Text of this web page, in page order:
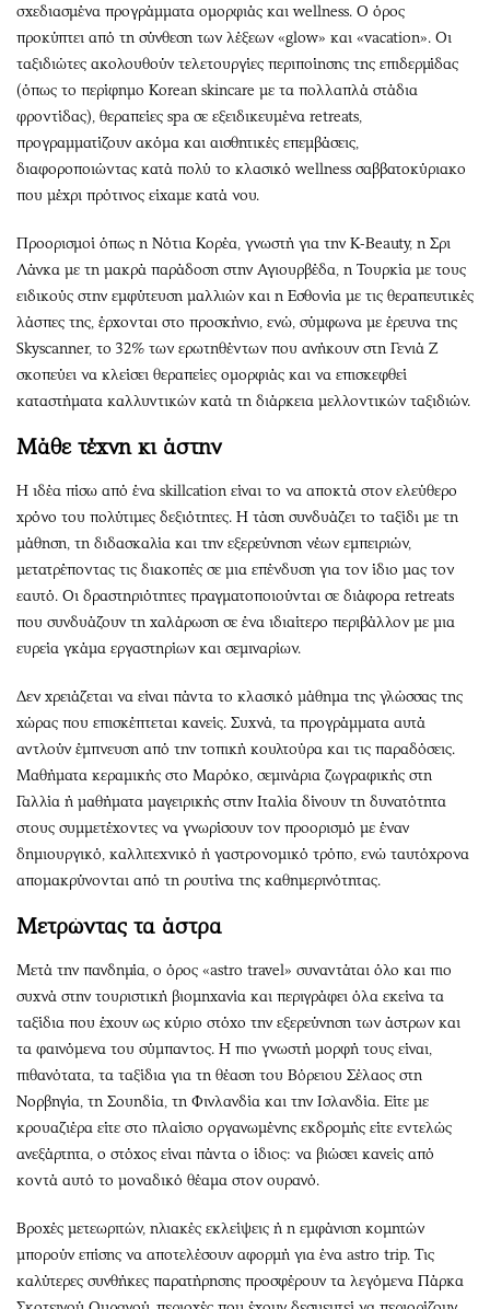
σχεδιασμένα προγράμματα ομορφιάς και wellness. Ο όρος
προκύπτει από τη σύνθεση των λέξεων «glow» και «vacation». Οι
ταξιδιώτες ακολουθούν τελετουργίες περιποίησης της επιδερμίδας
(όπως το περίφημο Korean skincare με τα πολλαπλά στάδια
φροντίδας), θεραπείες spa σε εξειδικευμένα retreats,
προγραμματίζουν ακόμα και αισθητικές επεμβάσεις,
διαφοροποιώντας κατά πολύ το κλασικό wellness σαββατοκύριακο
που μέχρι πρότινος είχαμε κατά νου.
Προορισμοί όπως η Νότια Κορέα, γνωστή για την K-Beauty, η Σρι
Λάνκα με τη μακρά παράδοση στην Αγιουρβέδα, η Τουρκία με τους
ειδικούς στην εμφύτευση μαλλιών και η Εσθονία με τις θεραπευτικές
λάσπες της, έρχονται στο προσκήνιo, ενώ, σύμφωνα με έρευνα της
Skyscanner, το 32% των ερωτηθέντων που ανήκουν στη Γενιά Z
σκοπεύει να κλείσει θεραπείες ομορφιάς και να επισκεφθεί
καταστήματα καλλυντικών κατά τη διάρκεια μελλοντικών ταξιδιών.
Μάθε τέχνη κι άστην
Η ιδέα πίσω από ένα skillcation είναι το να αποκτά στον ελεύθερο
χρόνο του πολύτιμες δεξιότητες. Η τάση συνδυάζει το ταξίδι με τη
μάθηση, τη διδασκαλία και την εξερεύνηση νέων εμπειριών,
μετατρέποντας τις διακοπές σε μια επένδυση για τον ίδιο μας τον
εαυτό. Οι δραστηριότητες πραγματοποιούνται σε διάφορα retreats
που συνδυάζουν τη χαλάρωση σε ένα ιδιαίτερο περιβάλλον με μια
ευρεία γκάμα εργαστηρίων και σεμιναρίων.
Δεν χρειάζεται να είναι πάντα το κλασικό μάθημα της γλώσσας της
χώρας που επισκέπτεται κανείς. Συχνά, τα προγράμματα αυτά
αντλούν έμπνευση από την τοπική κουλτούρα και τις παραδόσεις.
Μαθήματα κεραμικής στο Μαρόκο, σεμινάρια ζωγραφικής στη
Γαλλία ή μαθήματα μαγειρικής στην Ιταλία δίνουν τη δυνατότητα
στους συμμετέχοντες να γνωρίσουν τον προορισμό με έναν
δημιουργικό, καλλιτεχνικό ή γαστρονομικό τρόπο, ενώ ταυτόχρονα
απομακρύνονται από τη ρουτίνα της καθημερινότητας.
Mετρώντας τα άστρα
Μετά την πανδημία, ο όρος «astro travel» συναντάται όλο και πιο
συχνά στην τουριστική βιομηχανία και περιγράφει όλα εκείνα τα
ταξίδια που έχουν ως κύριο στόχο την εξερεύνηση των άστρων και
τα φαινόμενα του σύμπαντος. Η πιο γνωστή μορφή τους είναι,
πιθανότατα, τα ταξίδια για τη θέαση του Βόρειου Σέλαος στη
Νορβηγία, τη Σουηδία, τη Φινλανδία και την Ισλανδία. Είτε με
κρουαζιέρα είτε στο πλαίσιο οργανωμένης εκδρομής είτε εντελώς
ανεξάρτητα, ο στόχος είναι πάντα ο ίδιος: να βιώσει κανείς από
κοντά αυτό το μοναδικό θέαμα στον ουρανό.
Βροχές μετεωριτών, ηλιακές εκλείψεις ή η εμφάνιση κομητών
μπορούν επίσης να αποτελέσουν αφορμή για ένα astro trip. Τις
καλύτερες συνθήκες παρατήρησης προσφέρουν τα λεγόμενα Πάρκα